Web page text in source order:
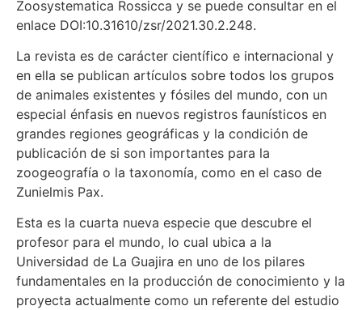
Zoosystematica Rossicca y se puede consultar en el
enlace DOI:10.31610/zsr/2021.30.2.248.
La revista es de carácter científico e internacional y
en ella se publican artículos sobre todos los grupos
de animales existentes y fósiles del mundo, con un
especial énfasis en nuevos registros faunísticos en
grandes regiones geográficas y la condición de
publicación de si son importantes para la
zoogeografía o la taxonomía, como en el caso de
Zunielmis Pax.
Esta es la cuarta nueva especie que descubre el
profesor para el mundo, lo cual ubica a la
Universidad de La Guajira en uno de los pilares
fundamentales en la producción de conocimiento y la
proyecta actualmente como un referente del estudio